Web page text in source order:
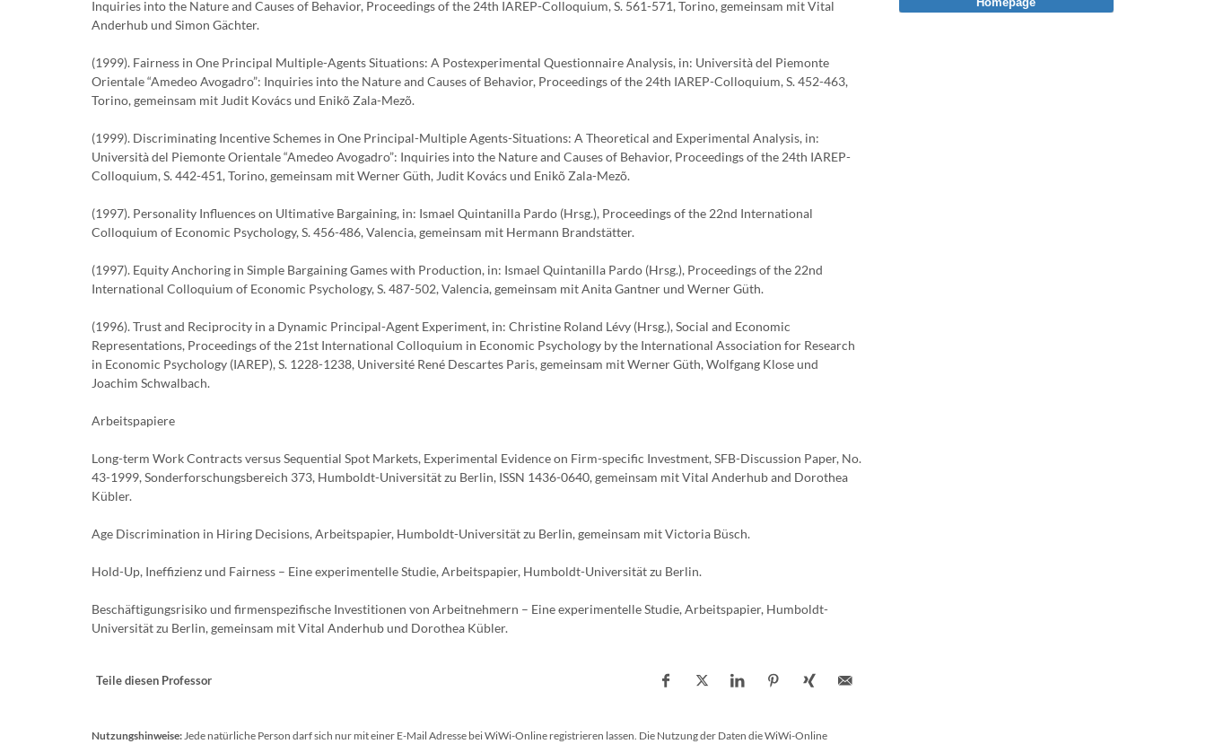
Inquiries into the Nature and Causes of Behavior, Proceedings of the 24th IAREP-Colloquium, S. 561-571, Torino, gemeinsam mit Vital
Anderhub und Simon Gächter.
(1999). Fairness in One Principal Multiple-Agents Situations: A Postexperimental Questionnaire Analysis, in: Università del Piemonte
Orientale “Amedeo Avogadro”: Inquiries into the Nature and Causes of Behavior, Proceedings of the 24th IAREP-Colloquium, S. 452-463,
Torino, gemeinsam mit Judit Kovács und Enikõ Zala-Mezõ.
(1999). Discriminating Incentive Schemes in One Principal-Multiple Agents-Situations: A Theoretical and Experimental Analysis, in:
Università del Piemonte Orientale “Amedeo Avogadro”: Inquiries into the Nature and Causes of Behavior, Proceedings of the 24th IAREP-
Colloquium, S. 442-451, Torino, gemeinsam mit Werner Güth, Judit Kovács und Enikõ Zala-Mezõ.
(1997). Personality Influences on Ultimative Bargaining, in: Ismael Quintanilla Pardo (Hrsg.), Proceedings of the 22nd International
Colloquium of Economic Psychology, S. 456-486, Valencia, gemeinsam mit Hermann Brandstätter.
(1997). Equity Anchoring in Simple Bargaining Games with Production, in: Ismael Quintanilla Pardo (Hrsg.), Proceedings of the 22nd
International Colloquium of Economic Psychology, S. 487-502, Valencia, gemeinsam mit Anita Gantner und Werner Güth.
(1996). Trust and Reciprocity in a Dynamic Principal-Agent Experiment, in: Christine Roland Lévy (Hrsg.), Social and Economic
Representations, Proceedings of the 21st International Colloquium in Economic Psychology by the International Association for Research
in Economic Psychology (IAREP), S. 1228-1238, Université René Descartes Paris, gemeinsam mit Werner Güth, Wolfgang Klose und
Joachim Schwalbach.
Arbeitspapiere
Long-term Work Contracts versus Sequential Spot Markets, Experimental Evidence on Firm-specific Investment, SFB-Discussion Paper, No.
43-1999, Sonderforschungsbereich 373, Humboldt-Universität zu Berlin, ISSN 1436-0640, gemeinsam mit Vital Anderhub and Dorothea
Kübler.
Age Discrimination in Hiring Decisions, Arbeitspapier, Humboldt-Universität zu Berlin, gemeinsam mit Victoria Büsch.
Hold-Up, Ineffizienz und Fairness – Eine experimentelle Studie, Arbeitspapier, Humboldt-Universität zu Berlin.
Beschäftigungsrisiko und firmenspezifische Investitionen von Arbeitnehmern – Eine experimentelle Studie, Arbeitspapier, Humboldt-
Universität zu Berlin, gemeinsam mit Vital Anderhub und Dorothea Kübler.
Teile diesen Professor
Nutzungshinweise:Jede natürliche Person darf sich nur mit einer E-Mail Adresse bei WiWi-Online registrieren lassen. Die Nutzung der Daten die WiWi-Online